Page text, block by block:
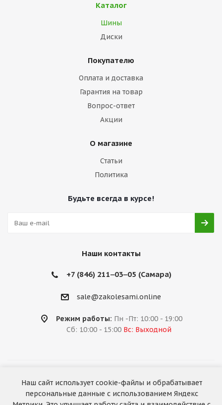
Каталог
Шины
Диски
Покупателю
Оплата и доставка
Гарантия на товар
Вопрос-ответ
Акции
О магазине
Статьи
Политика
Будьте всегда в курсе!
Наши контакты
+7 (846) 211‒03‒05 (Самара)
sale@zakolesami.online
Режим работы: Пн -Пт: 10:00 - 19:00
Сб: 10:00 - 15:00 Вс: Выходной
2026 © «За колёсами.Online»
Запуск сайта —RuMaster
Наш сайт использует cookie-файлы и обрабатывает
персональные данные с использованием Яндекс